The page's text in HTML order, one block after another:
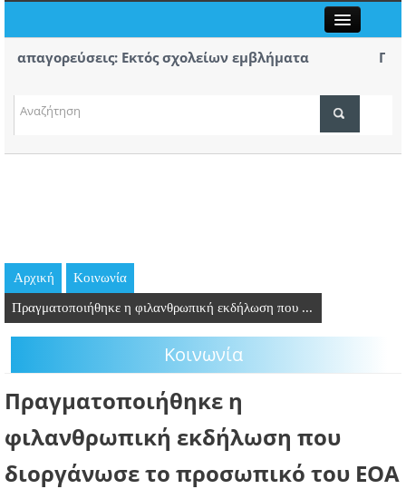
ΤΟΠΙΚΑ ΝΕΑ
ΘΕΣΕΙΣ ΕΡΓΑΣΙΑΣ
PODCAST
ΛΑΡΝΑΚΑ 2030
ΣΥΝΔΕΣΜΟΙ
Εκτός σχολείων εμβλήματα
44ο Φεστιβάλ Λευκάρων – Έναρξη /
Αρχική Κοινωνία
Πραγματοποιήθηκε η φιλανθρωπική εκδήλωση που ...
Κοινωνία
Πραγματοποιήθηκε η
φιλανθρωπική εκδήλωση που
διοργάνωσε το προσωπικό του ΕΟΑ